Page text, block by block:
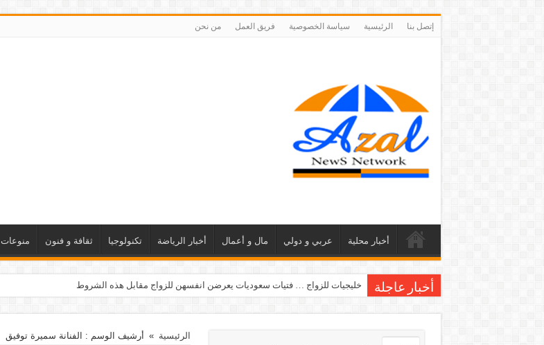
إتصل بنا الرئيسية سياسة الخصوصية فريق العمل من نحن
أخبار محلية عربي و دولي مال و أعمال أخبار الرياضة تكنولوجيا ثقافة و فنون منوعات
أخبار عاجلة خليجيات للزواج … فتيات سعوديات يعرضن انفسهن للزواج مقابل هذه الشروط
الرئيسية » أرشيف الوسم : الفنانة سميرة توفيق